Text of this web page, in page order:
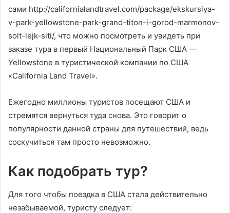
сами http://californialandtravel.com/package/ekskursiya-
v-park-yellowstone-park-grand-titon-i-gorod-marmonov-
solt-lejk-siti/, что можно посмотреть и увидеть при
заказе тура в первый Национальный Парк США —
Yellowstone в туристической компании по США
«California Land Travel».
Ежегодно миллионы туристов посещают США и
стремятся вернуться туда снова. Это говорит о
популярности данной страны для путешествий, ведь
соскучиться там просто невозможно.
Как подобрать тур?
Для того чтобы поездка в США стала действительно
незабываемой, туристу следует: